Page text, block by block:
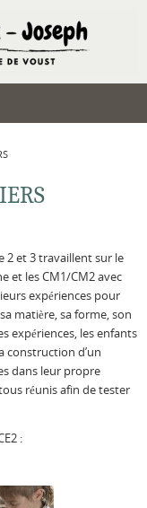
2 et 3 travaillent sur le
et les CM1/CM2 avec
expériences pour
matière, sa forme, son
expériences, les enfants
construction d’un
dans leur propre
réunis afin de tester
: